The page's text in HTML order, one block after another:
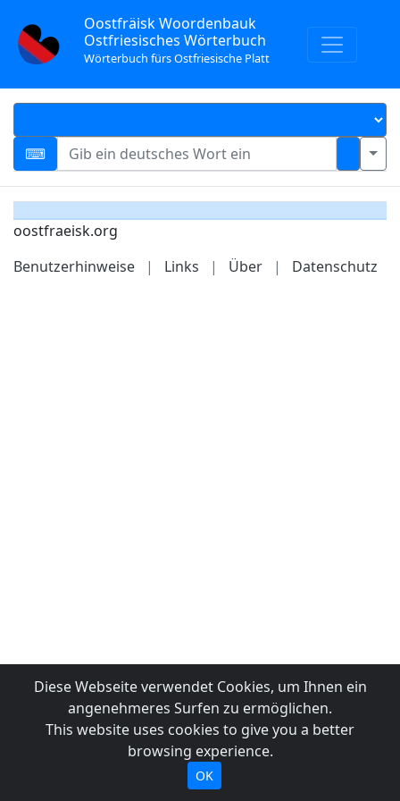
Oostfräisk Woordenbauk
Ostfriesisches Wörterbuch
Wörterbuch fürs Ostfriesische Platt
oostfraeisk.org
Benutzerhinweise
| Links | Über | Datenschutz
Diese Webseite verwendet Cookies, um Ihnen ein
angenehmeres Surfen zu ermöglichen.
This website uses cookies to give you a better
browsing experience.
OK